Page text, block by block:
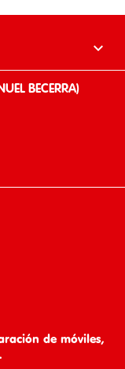

BECERRA)
de móviles,